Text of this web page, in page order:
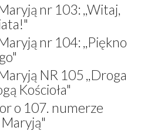
nr 103: ,,Witaj,
nr 104: ,,Piękno
NR 105 ,,Droga
Kościoła"
o 107. numerze